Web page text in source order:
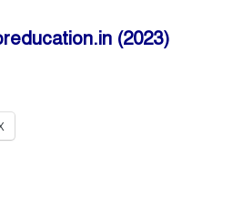
(2023)